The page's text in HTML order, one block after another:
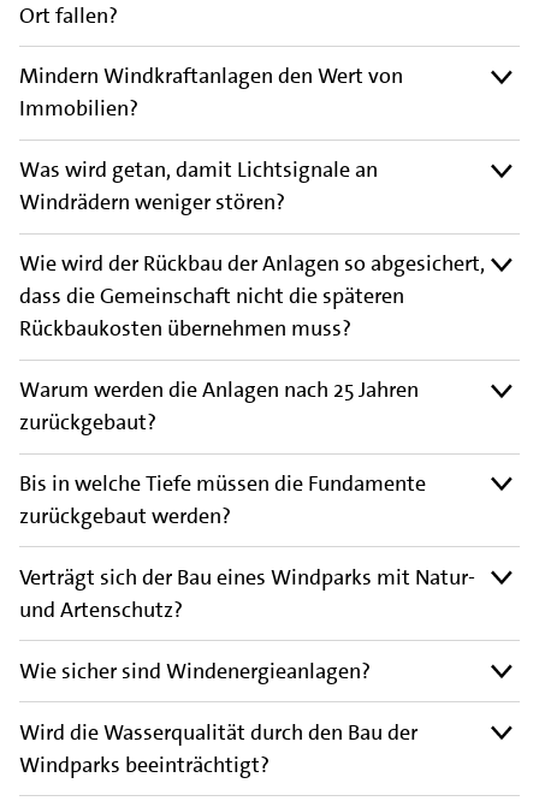
Ort fallen?
Mindern Windkraftanlagen den Wert von
Immobilien?
Was wird getan, damit Lichtsignale an
Windrädern weniger stören?
Wie wird der Rückbau der Anlagen so abgesichert,
dass die Gemeinschaft nicht die späteren
Rückbaukosten übernehmen muss?
Warum werden die Anlagen nach 25 Jahren
zurückgebaut?
Bis in welche Tiefe müssen die Fundamente
zurückgebaut werden?
Verträgt sich der Bau eines Windparks mit Natur-
und Artenschutz?
Wie sicher sind Windenergieanlagen?
Wird die Wasserqualität durch den Bau der
Windparks beeinträchtigt?